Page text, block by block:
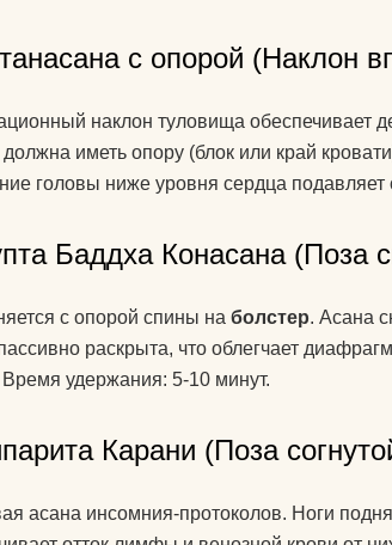
с опорой (Наклон
наклон туловища обеспечивает
должна иметь опору (блок или край
головы ниже уровня сердца подавляет
Баддха Конасана (Поза
с опорой спины на болстер. Асана
раскрыта, что облегчает
удержания: 5-10 минут.
Карани (Поза
асана инсомния-протоколов. Ноги